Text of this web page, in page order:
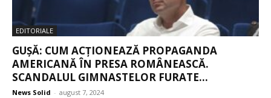
EDITORIALE
GUȘĂ: CUM ACȚIONEAZĂ PROPAGANDA
AMERICANĂ ÎN PRESA ROMÂNEASCĂ.
SCANDALUL GIMNASTELOR FURATE...
News Solid - august 7, 2024